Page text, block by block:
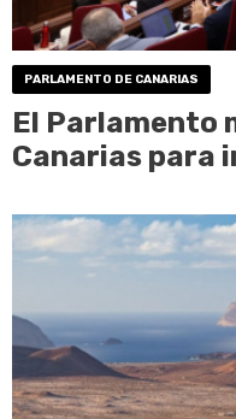
PARLAMENTO DE CANARIAS
El Parlamento
Canarias para